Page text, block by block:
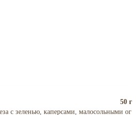
50 г
с зеленью, каперсами, малосольными ог